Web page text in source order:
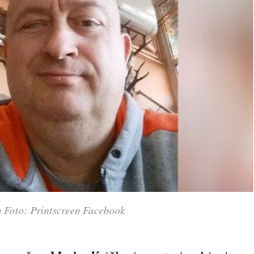
Foto: Printscreen Facebook